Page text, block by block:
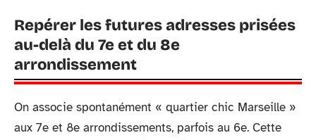
Repérer les futures adresses prisées
au-delà du 7e et du 8e
arrondissement
On associe spontanément « quartier chic Marseille »
aux 7e et 8e arrondissements, parfois au 6e. Cette